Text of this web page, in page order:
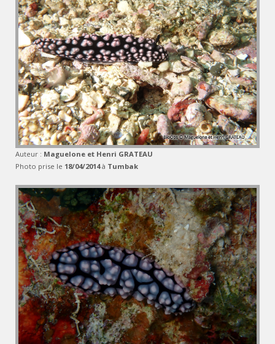
Auteur : Maguelone et Henri GRATEAU
Photo prise le 18/04/2014à Tumbak